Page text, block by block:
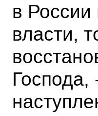
в России
власти,
Господа,